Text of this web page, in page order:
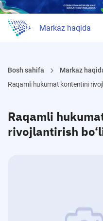
Markaz haqida
Bosh sahifa Markaz
Raqamli hukumat kontentini
Raqamli
rivojlantirish